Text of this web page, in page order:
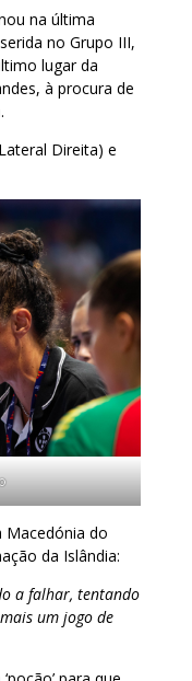
na última
no Grupo III,
lugar da
à procura de
Direita) e
Macedónia do
da Islândia:
a falhar, tentando
um jogo de